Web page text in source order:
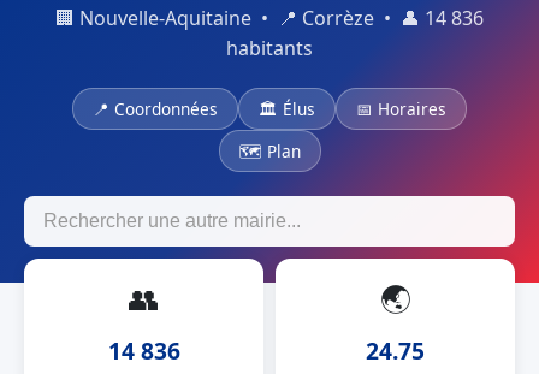
🏢 Nouvelle-Aquitaine • 📍 Corrèze • 👤 14 836
habitants
📍 Coordonnées 🏛 Élus
📅 Horaires
🗺 Plan
👥
14 836
🌏
24.75